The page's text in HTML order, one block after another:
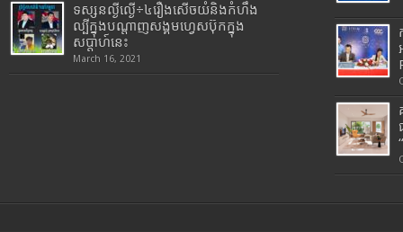
ទស្សនល្ងីល្ងើ÷៤រឿងសើចយំនិងកំហឹង
ល្បីក្នុងបណ្តាញសង្គមហ្វេសប៊ុកក្នុង
សប្តាហ៍នេះ
March 16, 2021